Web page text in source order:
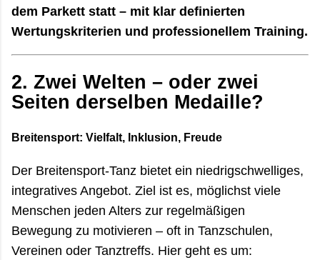
dem Parkett statt – mit klar definierten
Wertungskriterien und professionellem Training.
2. Zwei Welten – oder zwei
Seiten derselben Medaille?
Breitensport: Vielfalt, Inklusion, Freude
Der Breitensport-Tanz bietet ein niedrigschwelliges,
integratives Angebot. Ziel ist es, möglichst viele
Menschen jeden Alters zur regelmäßigen
Bewegung zu motivieren – oft in Tanzschulen,
Vereinen oder Tanztreffs. Hier geht es um: